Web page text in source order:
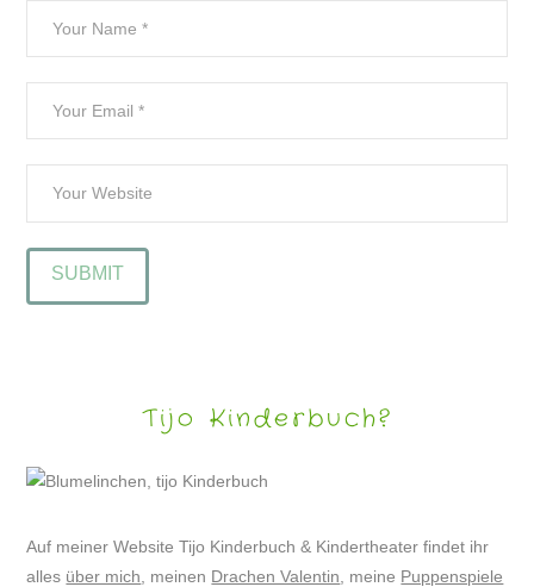
Tijo Kinderbuch?
Auf meiner Website Tijo Kinderbuch & Kindertheater findet ihr
alles über mich , meinen Drachen Valentin , meine Puppenspiele